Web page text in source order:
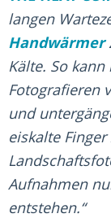
langen
Handwärmer
Kälte. So
Fotografieren
und
eiskalte
Aufnahmen
entstehen.“